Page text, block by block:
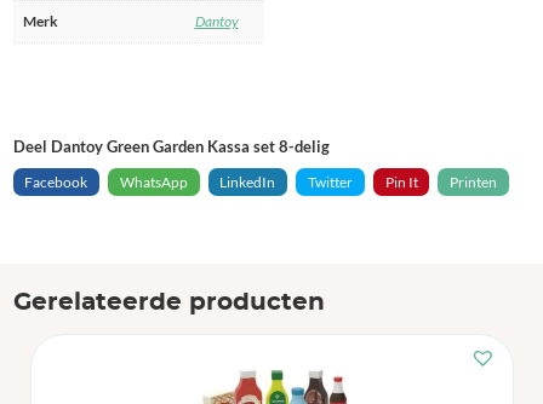
Merk Dantoy
Deel Dantoy Green Garden Kassa set 8-delig
Facebook
WhatsApp LinkedIn Twitter Pin It Printen
Gerelateerde producten